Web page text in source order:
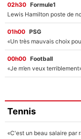
02h30 Formule1
01h00 PSG
00h00 Football
Tennis